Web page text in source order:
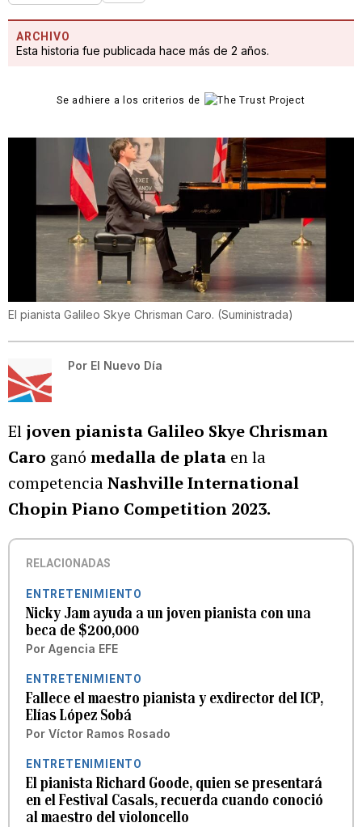
ARCHIVO
Esta historia fue publicada hace más de 2 años.
Se adhiere a los criterios de
El pianista Galileo Skye Chrisman Caro. (Suministrada)
Por El Nuevo Día
El joven pianista Galileo Skye Chrisman
Caro ganó medalla de plata en la
competenciaNashville International
Chopin Piano Competition 2023.
RELACIONADAS
ENTRETENIMIENTO
Nicky Jam ayuda a un joven pianista con una
beca de $200,000
Por Agencia EFE
ENTRETENIMIENTO
Fallece el maestro pianista y exdirector del ICP,
Elías López Sobá
Por Víctor Ramos Rosado
ENTRETENIMIENTO
El pianista Richard Goode, quien se presentará
en el Festival Casals, recuerda cuando conoció
al maestro del violoncello